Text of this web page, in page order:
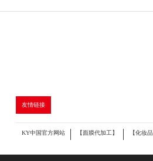
友情链接
KY中国官方网站 【面膜代加工】 【化妆